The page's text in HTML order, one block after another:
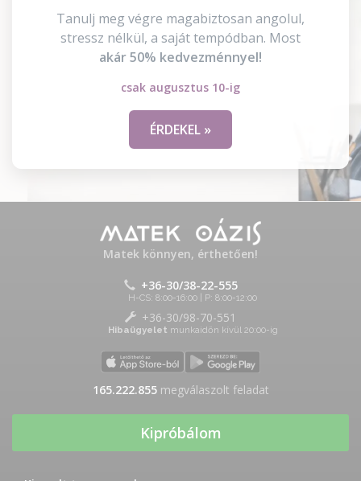
Tanulj meg végre magabiztosan angolul,
stressz nélkül, a saját tempódban. Most
akár 50% kedvezménnyel!
csak augusztus 10-ig
ÉRDEKEL »
Matek könnyen, érthetően!
+36-30/38-22-555
H-CS: 8:00-16:00 | P: 8:00-12:00
+36-30/98-70-551
Hibaügyelet munkaidőn kívül 20:00-ig
165.222.855megválaszolt feladat
Kipróbálom